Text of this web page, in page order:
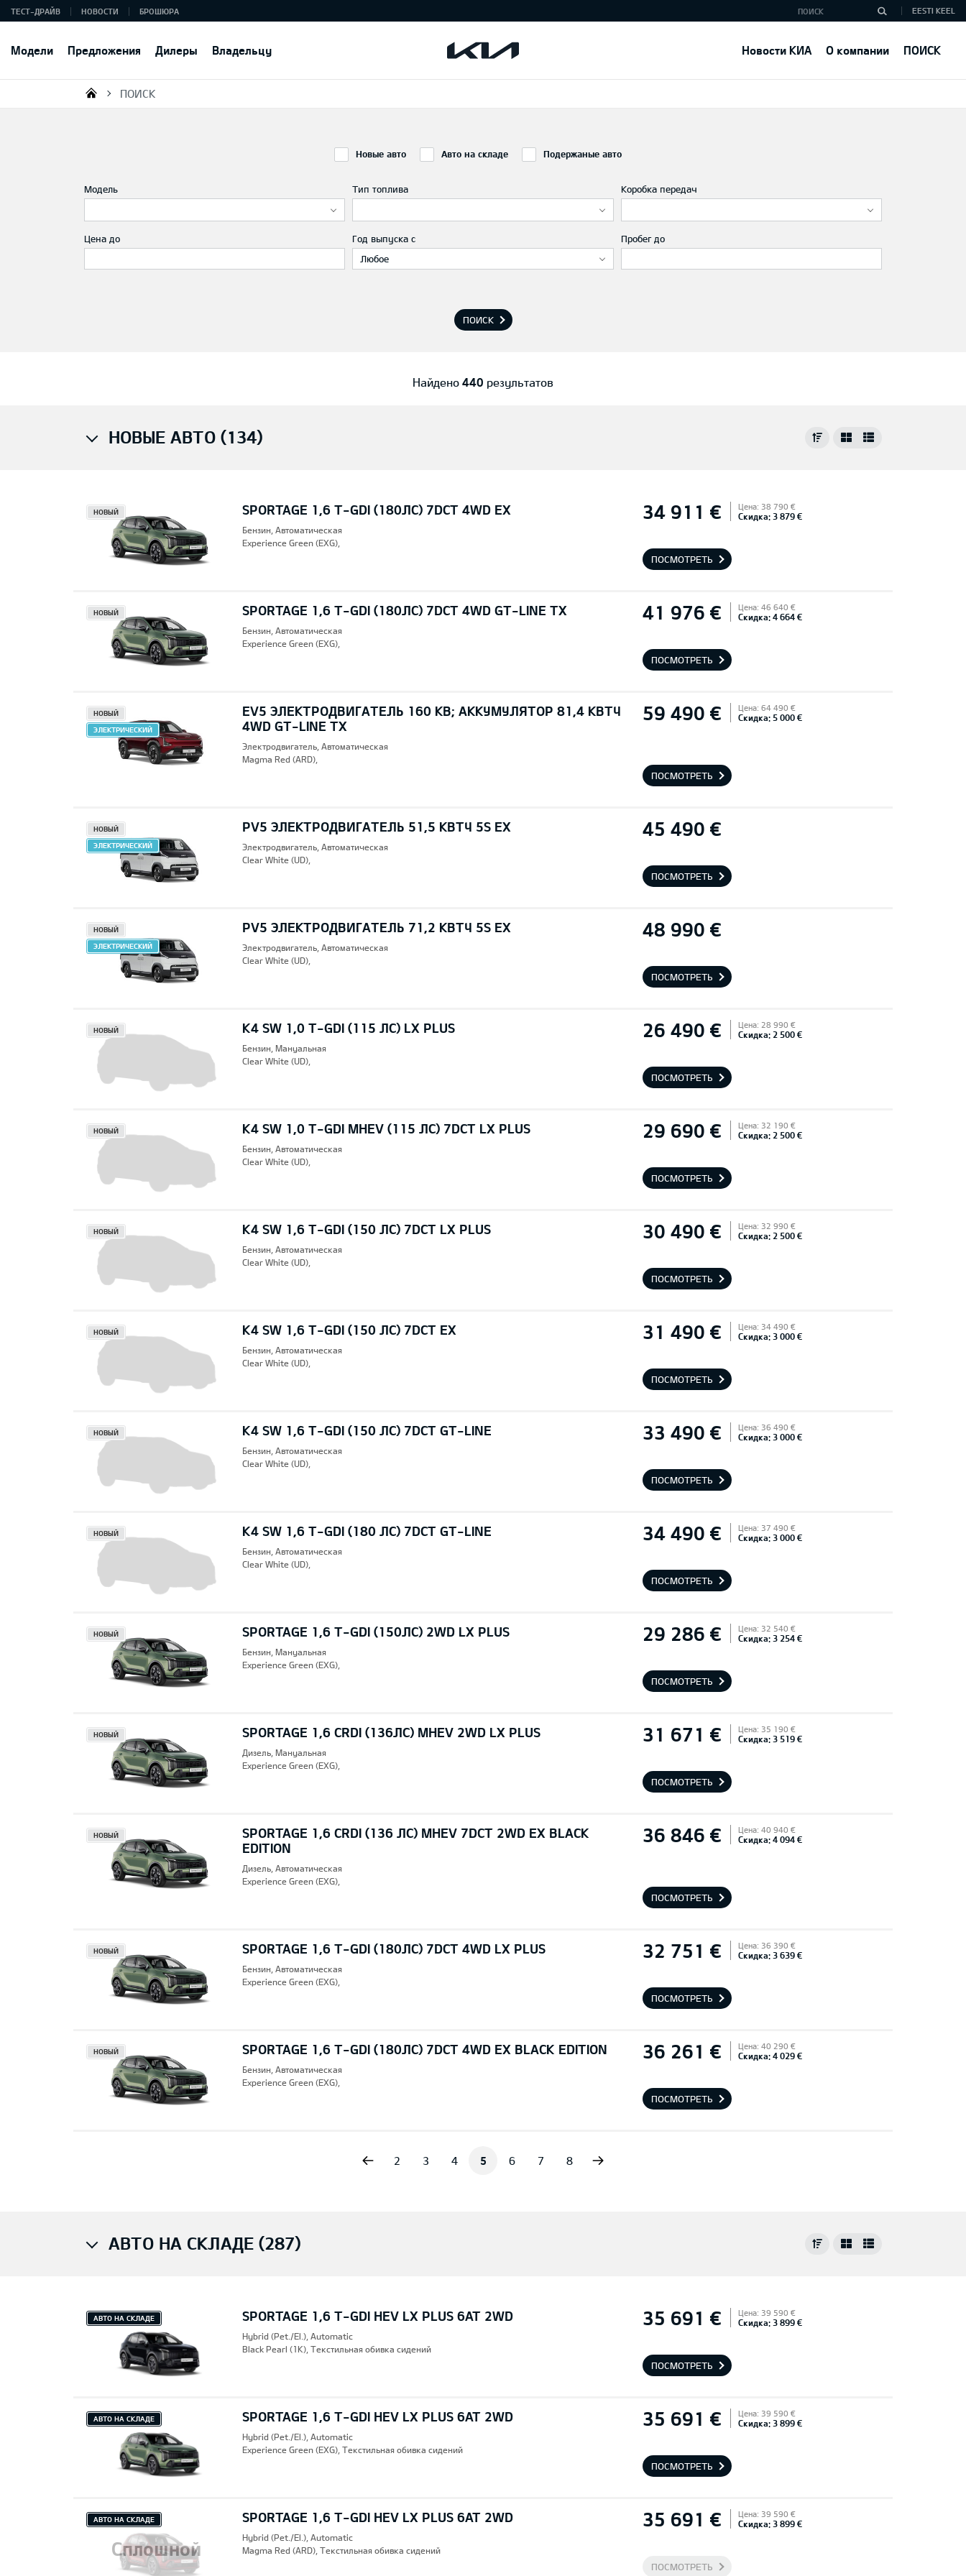
Модели Предложения Дилеры Владельцу Новости КИА О компании ПОИСК
ТЕСТ-ДРАЙВ НОВОСТИ БРОШЮРА EESTI KEEL
KIA AUTO AS
ПОИСК
Новые авто Авто на складе Подержаные авто
Модель Тип топлива Коробка передач
Цена до
Год выпуска с
Любое
Пробег до
ПОИСК
Найдено 440 результатов
НОВЫЕ АВТО (134)
SPORTAGE 1,6 T-GDI (180ЛС) 7DCT 4WD EX 34 911 € Цена: 38 790 €
Скидка: 3 879 €
НОВЫЙ
Бензин, Автоматическая
Experience Green (EXG),
ПОСМОТРЕТЬ
SPORTAGE 1,6 T-GDI (180ЛС) 7DCT 4WD GT-LINE TX 41 976 € Цена: 46 640 €
Скидка: 4 664 €
НОВЫЙ
Бензин, Автоматическая
Experience Green (EXG),
ПОСМОТРЕТЬ
EV5 ЭЛЕКТРОДВИГАТЕЛЬ 160 КВ; AККУМУЛЯТОР 81,4 КВТЧ
4WD GT-LINE TX
59 490 € Цена: 64 490 €
Скидка: 5 000 €
НОВЫЙ
ЭЛЕКТРИЧЕСКИЙ
Электродвигатель, Автоматическая
Magma Red (ARD),
ПОСМОТРЕТЬ
PV5 ЭЛЕКТРОДВИГАТЕЛЬ 51,5 КВТЧ 5S EX 45 490 €
НОВЫЙ
ЭЛЕКТРИЧЕСКИЙ
Электродвигатель, Автоматическая
Clear White (UD),
ПОСМОТРЕТЬ
PV5 ЭЛЕКТРОДВИГАТЕЛЬ 71,2 КВТЧ 5S EX 48 990 €
НОВЫЙ
ЭЛЕКТРИЧЕСКИЙ
Электродвигатель, Автоматическая
Clear White (UD),
ПОСМОТРЕТЬ
K4 SW 1,0 T-GDI (115 ЛС) LX PLUS 26 490 € Цена: 28 990 €
Скидка: 2 500 €
НОВЫЙ
Бензин, Mануальная
Clear White (UD),
ПОСМОТРЕТЬ
K4 SW 1,0 T-GDI MHEV (115 ЛС) 7DCT LX PLUS 29 690 € Цена: 32 190 €
Скидка: 2 500 €
НОВЫЙ
Бензин, Автоматическая
Clear White (UD),
ПОСМОТРЕТЬ
K4 SW 1,6 T-GDI (150 ЛС) 7DCT LX PLUS 30 490 € Цена: 32 990 €
Скидка: 2 500 €
НОВЫЙ
Бензин, Автоматическая
Clear White (UD),
ПОСМОТРЕТЬ
K4 SW 1,6 T-GDI (150 ЛС) 7DCT EX 31 490 € Цена: 34 490 €
Скидка: 3 000 €
НОВЫЙ
Бензин, Автоматическая
Clear White (UD),
ПОСМОТРЕТЬ
K4 SW 1,6 T-GDI (150 ЛС) 7DCT GT-LINE 33 490 € Цена: 36 490 €
Скидка: 3 000 €
НОВЫЙ
Бензин, Автоматическая
Clear White (UD),
ПОСМОТРЕТЬ
K4 SW 1,6 T-GDI (180 ЛС) 7DCT GT-LINE 34 490 € Цена: 37 490 €
Скидка: 3 000 €
НОВЫЙ
Бензин, Автоматическая
Clear White (UD),
ПОСМОТРЕТЬ
SPORTAGE 1,6 T-GDI (150ЛС) 2WD LX PLUS 29 286 € Цена: 32 540 €
Скидка: 3 254 €
НОВЫЙ
Бензин, Mануальная
Experience Green (EXG),
ПОСМОТРЕТЬ
SPORTAGE 1,6 CRDI (136ЛС) MHEV 2WD LX PLUS 31 671 € Цена: 35 190 €
Скидка: 3 519 €
НОВЫЙ
Дизель, Mануальная
Experience Green (EXG),
ПОСМОТРЕТЬ
SPORTAGE 1,6 CRDI (136 ЛС) MHEV 7DCT 2WD EX BLACK
EDITION
36 846 € Цена: 40 940 €
Скидка: 4 094 €
НОВЫЙ
Дизель, Автоматическая
Experience Green (EXG),
ПОСМОТРЕТЬ
SPORTAGE 1,6 T-GDI (180ЛС) 7DCT 4WD LX PLUS 32 751 € Цена: 36 390 €
Скидка: 3 639 €
НОВЫЙ
Бензин, Автоматическая
Experience Green (EXG),
ПОСМОТРЕТЬ
SPORTAGE 1,6 T-GDI (180ЛС) 7DCT 4WD EX BLACK EDITION 36 261 € Цена: 40 290 €
Скидка: 4 029 €
НОВЫЙ
Бензин, Автоматическая
Experience Green (EXG),
ПОСМОТРЕТЬ
2 3 4 5 6 7 8
АВТО НА СКЛАДЕ (287)
SPORTAGE 1,6 T-GDI HEV LX PLUS 6AT 2WD 35 691 € Цена: 39 590 €
Скидка: 3 899 €
АВТО НА СКЛАДЕ
Hybrid (Pet./El.), Automatic
Black Pearl (1K), Текстильная обивка сидений
ПОСМОТРЕТЬ
SPORTAGE 1,6 T-GDI HEV LX PLUS 6AT 2WD 35 691 € Цена: 39 590 €
Скидка: 3 899 €
АВТО НА СКЛАДЕ
Hybrid (Pet./El.), Automatic
Experience Green (EXG), Текстильная обивка сидений
ПОСМОТРЕТЬ
SPORTAGE 1,6 T-GDI HEV LX PLUS 6AT 2WD
Сплошной
35 691 € Цена: 39 590 €
Скидка: 3 899 €
АВТО НА СКЛАДЕ
Hybrid (Pet./El.), Automatic
Magma Red (ARD), Текстильная обивка сидений
ПОСМОТРЕТЬ